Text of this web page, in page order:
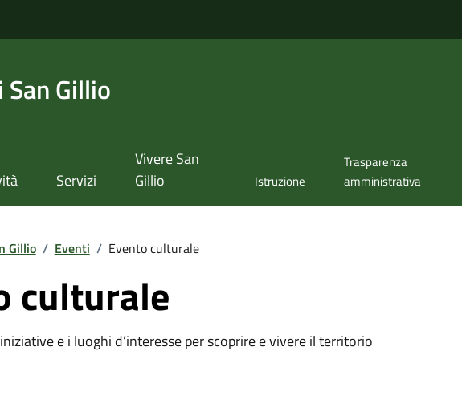
San Gillio
Servizi
Vivere San
Gillio
Istruzione
Trasparenza
amministrativa
Gillio / Eventi / Evento culturale
culturale
e i luoghi d’interesse per scoprire e vivere il territorio